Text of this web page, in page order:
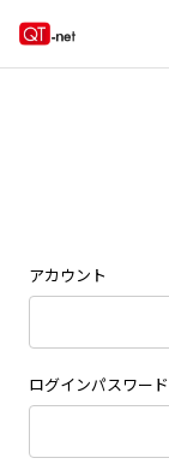
アカウント
ログインパスワード